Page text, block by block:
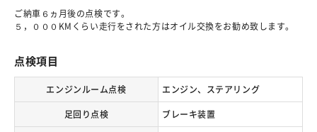
ご納車６ヵ月後の点検です。
５，０００KMくらい走行をされた方はオイル交換をお勧め致します。
点検項目
エンジンルーム点検 エンジン、ステアリング
足回り点検 ブレーキ装置